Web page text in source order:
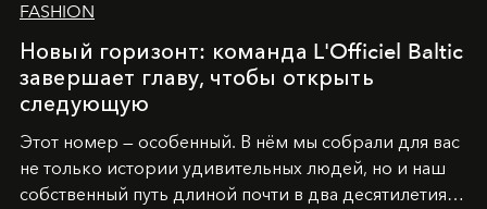
FASHION
Новый горизонт: команда L'Officiel Baltic
завершает главу, чтобы открыть
следующую
Этот номер — особенный. В нём мы собрали для вас
не только истории удивительных людей, но и наш
собственный путь длиной почти в два десятилетия.